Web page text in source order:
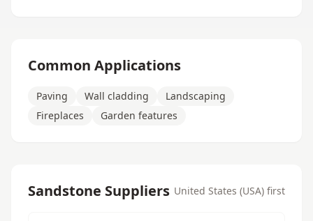
Common Applications
Paving Wall cladding
Landscaping
Fireplaces
Garden features
Sandstone Suppliers United States (USA) first